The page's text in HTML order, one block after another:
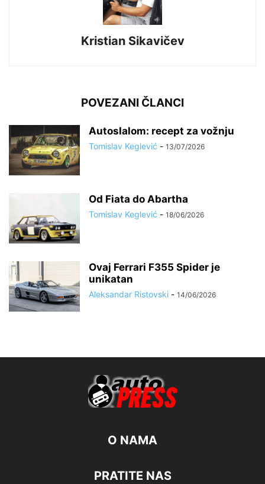
Kristian Sikavičev
POVEZANI ČLANCI
Autoslalom: recept za vožnju
Tomislav Keglević - 13/07/2026
Od Fiata do Abartha
Tomislav Keglević - 18/06/2026
Ovaj Ferrari F355 Spider je
unikatan
Aleksandar Ristovski - 14/06/2026
O NAMA
PRATITE NAS